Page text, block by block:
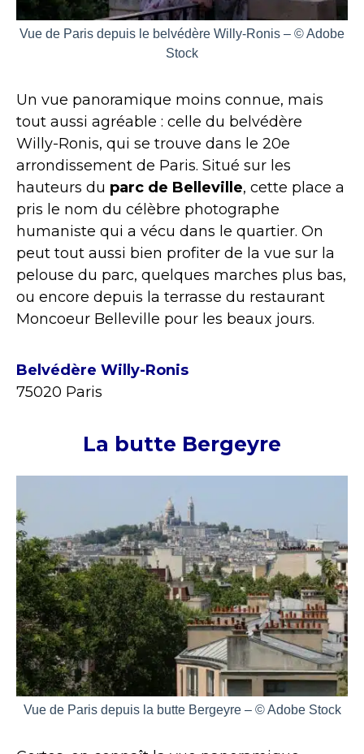
Vue de Paris depuis le belvédère Willy-Ronis – © Adobe
Stock
Un vue panoramique moins connue, mais
tout aussi agréable : celle du belvédère
Willy-Ronis, qui se trouve dans le 20e
arrondissement de Paris. Situé sur les
hauteurs du parc de Belleville, cette place a
pris le nom du célèbre photographe
humaniste qui a vécu dans le quartier. On
peut tout aussi bien profiter de la vue sur la
pelouse du parc, quelques marches plus bas,
ou encore depuis la terrasse du restaurant
Moncoeur Belleville pour les beaux jours.
Belvédère Willy-Ronis
75020 Paris
La butte Bergeyre
Vue de Paris depuis la butte Bergeyre – © Adobe Stock